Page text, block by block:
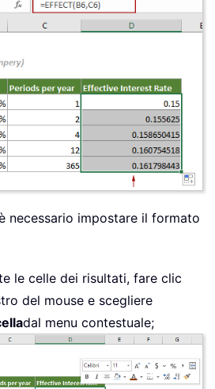
necessario impostare il formato
le celle dei risultati, fare clic
del mouse e scegliere
dal menu contestuale;